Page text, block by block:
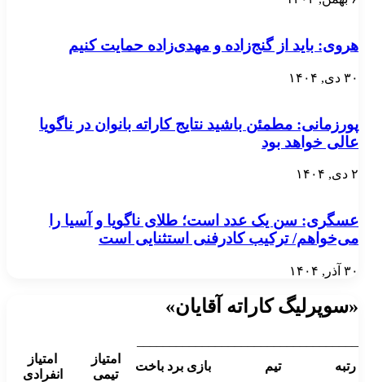
هروی: باید از گنج‌زاده و مهدی‌زاده حمایت کنیم
۳۰ دی, ۱۴۰۴
پورزمانی: مطمئن باشید نتایج کاراته بانوان در ناگویا
عالی خواهد بود
۲ دی, ۱۴۰۴
عسگری: سن یک عدد است؛ طلای ناگویا و آسیا را
می‌خواهم/ ترکیب کادرفنی استثنایی است
۳۰ آذر, ۱۴۰۴
«سوپرلیگ کاراته آقایان»
رتبه
تیم بازی برد باخت
امتیاز
تیمی
امتیاز
انفرادی